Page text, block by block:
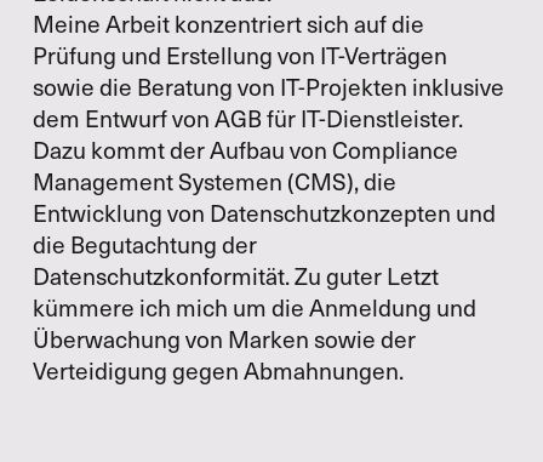
Meine Arbeit konzentriert sich auf die
Prüfung und Erstellung von IT-Verträgen
sowie die Beratung von IT-Projekten inklusive
dem Entwurf von AGB für IT-Dienstleister.
Dazu kommt der Aufbau von Compliance
Management Systemen (CMS), die
Entwicklung von Datenschutzkonzepten und
die Begutachtung der
Datenschutzkonformität. Zu guter Letzt
kümmere ich mich um die Anmeldung und
Überwachung von Marken sowie der
Verteidigung gegen Abmahnungen.